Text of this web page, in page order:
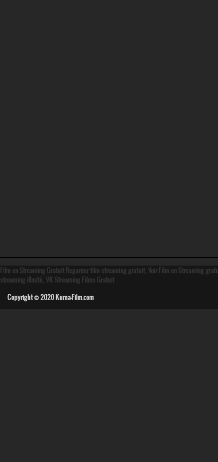
Film en Streaming Gratuit Regarder film streaming gratuit, Voir Film en Streaming
streaming illmité, VK Streaming Films Gratuit
Copyright © 2020Kuma-Film.com